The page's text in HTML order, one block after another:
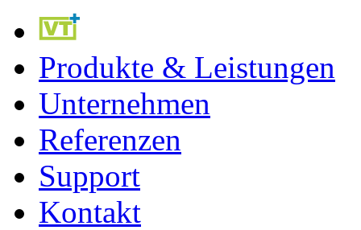
Produkte & Leistungen
Unternehmen
Referenzen
Support
Kontakt